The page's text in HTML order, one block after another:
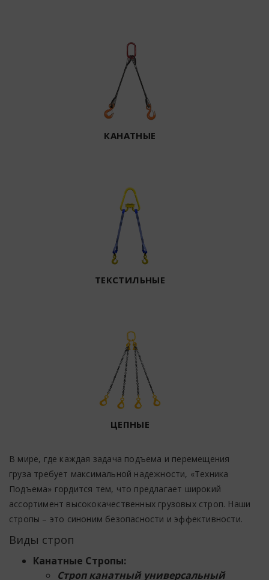
КАНАТНЫЕ
ТЕКСТИЛЬНЫЕ
ЦЕПНЫЕ
В мире, где каждая задача подъема и перемещения
груза требует максимальной надежности, «Техника
Подъема» гордится тем, что предлагает широкий
ассортимент высококачественных грузовых строп. Наши
стропы – это синоним безопасности и эффективности.
Виды строп
Канатные Стропы:
Строп канатный универсальный